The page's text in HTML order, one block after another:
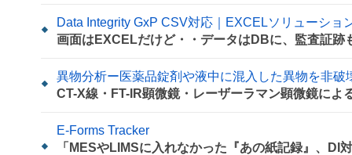
Data Integrity GxP CSV対応｜EXCELソリューショ
画面はEXCELだけど・・データはDBに、監査証跡
異物分析ー医薬品錠剤や液中に混入した異物を非破
CT-X線・FT-IR顕微鏡・レーザーラマン顕微鏡によ
E-Forms Tracker
「MESやLIMSに入れなかった『あの紙記録』、